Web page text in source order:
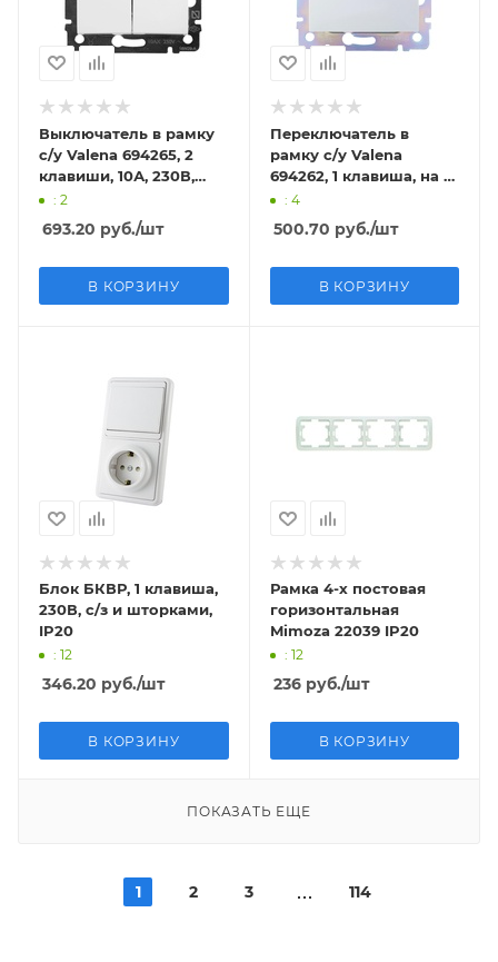
Выключатель в рамку
с/у Valena 694265, 2
клавиши, 10А, 230В,
IP20
: 2
693.20 руб./шт
В КОРЗИНУ
Переключатель в
рамку с/у Valena
694262, 1 клавиша, на 2
напр. 10А
: 4
500.70 руб./шт
В КОРЗИНУ
Блок БКВР, 1 клавиша,
230В, с/з и шторками,
IP20
: 12
346.20 руб./шт
В КОРЗИНУ
Рамка 4-х постовая
горизонтальная
Mimoza 22039 IP20
: 12
236руб./шт
В КОРЗИНУ
ПОКАЗАТЬ ЕЩЕ
1 2 3 114